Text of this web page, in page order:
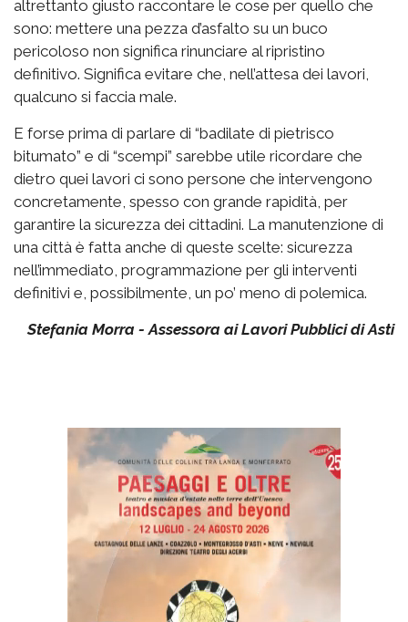
altrettanto giusto raccontare le cose per quello che
sono: mettere una pezza d’asfalto su un buco
pericoloso non significa rinunciare al ripristino
definitivo. Significa evitare che, nell’attesa dei lavori,
qualcuno si faccia male.
E forse prima di parlare di “badilate di pietrisco
bitumato” e di “scempi” sarebbe utile ricordare che
dietro quei lavori ci sono persone che intervengono
concretamente, spesso con grande rapidità, per
garantire la sicurezza dei cittadini. La manutenzione di
una città è fatta anche di queste scelte: sicurezza
nell’immediato, programmazione per gli interventi
definitivi e, possibilmente, un po’ meno di polemica.
Stefania Morra - Assessora ai Lavori Pubblici di Asti